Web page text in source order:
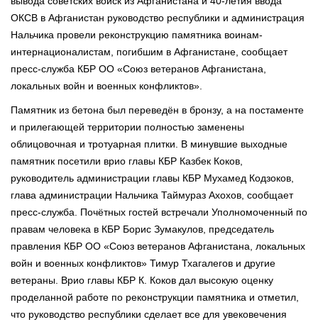
ОКСВ в Афганистан руководство республики и администрация
Нальчика провели реконструкцию памятника воинам-
интернационалистам, погибшим в Афганистане, сообщает
пресс-служба КБР ОО «Союз ветеранов Афганистана,
локальных войн и военных конфликтов».
Памятник из бетона был переведён в бронзу, а на постаменте
и прилегающей территории полностью заменены
облицовочная и тротуарная плитки. В минувшие выходные
памятник посетили врио главы КБР Казбек Коков,
руководитель администрации главы КБР Мухамед Кодзоков,
глава администрации Нальчика Таймураз Ахохов, сообщает
пресс-служба. Почётных гостей встречали Уполномоченный по
правам человека в КБР Борис Зумакулов, председатель
правления КБР ОО «Союз ветеранов Афганистана, локальных
войн и военных конфликтов» Тимур Тхагалегов и другие
ветераны. Врио главы КБР К. Коков дал высокую оценку
проделанной работе по реконструкции памятника и отметил,
что руководство республики сделает все для увековечения